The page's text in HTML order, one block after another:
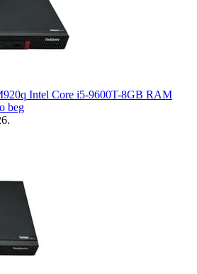
Intel Core i5-9600T-8GB RAM
beg
.